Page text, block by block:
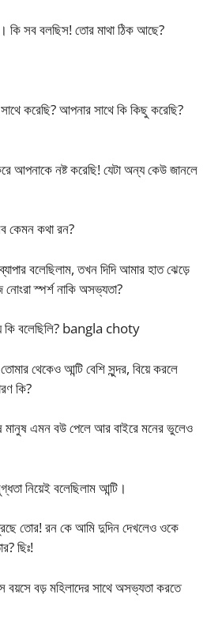
কি সব বলছিস! তোর মাথা ঠিক আছে?
করেছি? আপনার সাথে কি কিছু করেছি?
আপনাকে নষ্ট করেছি! যেটা অন্য কেউ জানলে
কেমন কথা রন?
বলেছিলাম, তখন দিদি আমার হাত ঝেড়ে
স্পর্শ নাকি অসভ্যতা?
কি বলেছিলি? bangla choty
থেকেও আন্টি বেশি সুন্দর, বিয়ে করলে
কি?
মানুষ এমন বউ পেলে আর বাইরে মনের ভুলেও
নিয়েই বলেছিলাম আন্টি।
তোর! রন কে আমি দুদিন দেখলেও ওকে
ছিঃ!
বয়সে বড় মহিলাদের সাথে অসভ্যতা করতে